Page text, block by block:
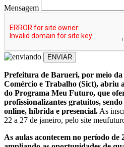
Mensagem
ENVIAR
Prefeitura de Barueri, por meio
Comércio e Trabalho (Sict), abriu
do Programa Meu Futuro, que
profissionalizantes gratuitos,
online, híbrida e presencial. As
22 a 27 de janeiro, pelo site
As aulas acontecem no período